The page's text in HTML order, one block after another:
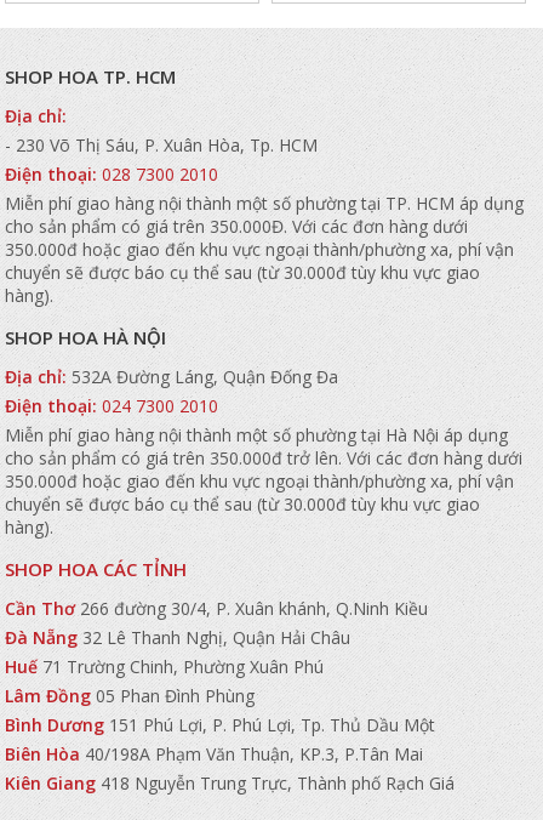
SHOP HOA TP. HCM
Địa chỉ:
- 230 Võ Thị Sáu, P. Xuân Hòa, Tp. HCM
Điện thoại:028 7300 2010
Miễn phí giao hàng nội thành một số phường tại TP. HCM áp dụng
cho sản phẩm có giá trên 350.000Đ. Với các đơn hàng dưới
350.000đ hoặc giao đến khu vực ngoại thành/phường xa, phí vận
chuyển sẽ được báo cụ thể sau (từ 30.000đ tùy khu vực giao
hàng).
SHOP HOA HÀ NỘI
Địa chỉ:532A Đường Láng, Quận Đống Đa
Điện thoại:024 7300 2010
Miễn phí giao hàng nội thành một số phường tại Hà Nội áp dụng
cho sản phẩm có giá trên 350.000đ trở lên. Với các đơn hàng dưới
350.000đ hoặc giao đến khu vực ngoại thành/phường xa, phí vận
chuyển sẽ được báo cụ thể sau (từ 30.000đ tùy khu vực giao
hàng).
SHOP HOA CÁC TỈNH
Cần Thơ266 đường 30/4, P. Xuân khánh, Q.Ninh Kiều
Đà Nẵng32 Lê Thanh Nghị, Quận Hải Châu
Huế71 Trường Chinh, Phường Xuân Phú
Lâm Đồng 05 Phan Đình Phùng
Bình Dương 151 Phú Lợi, P. Phú Lợi, Tp. Thủ Dầu Một
Biên Hòa 40/198A Phạm Văn Thuận, KP.3, P.Tân Mai
Kiên Giang418 Nguyễn Trung Trực, Thành phố Rạch Giá